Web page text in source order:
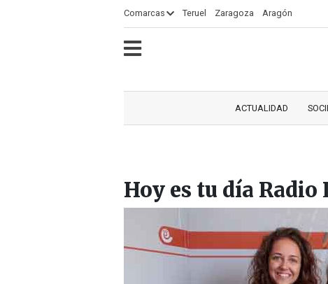
Comarcas Teruel Zaragoza Aragón
ACTUALIDAD
Hoy es tu día Radio